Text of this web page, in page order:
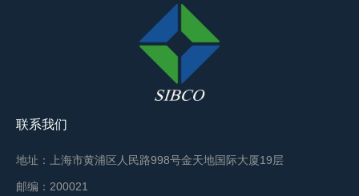
联系我们
地址：上海市黄浦区人民路998号金天地国际大厦19层
邮编：200021